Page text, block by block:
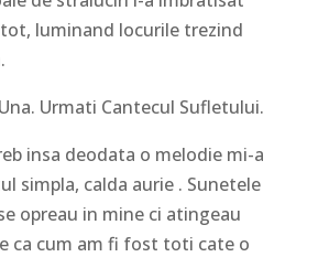
luminand locurile trezind
Urmati Cantecul Sufletului.
insa deodata o melodie mi-a
simpla, calda aurie . Sunetele
opreau in mine ci atingeau
ca cum am fi fost toti cate o